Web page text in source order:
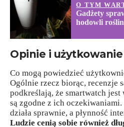
O TYM
Gadżety
hodowli roślin
Opinie i użytkowanie
Co mogą powiedzieć
Ogólnie rzecz biorąc, recenzje
podkreślają, że smartwatch
są zgodne z ich
działa sprawnie, a płynność
Ludzie cenią sobie również